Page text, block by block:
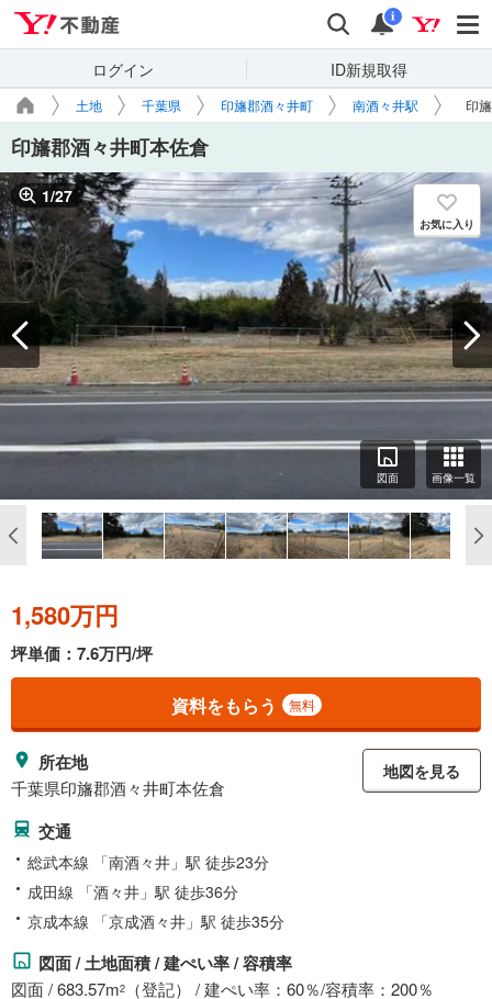
検索 通知
i
ログイン ID新規取得
土地 千葉県 印旛郡酒々井町 南酒々井駅 印
印旛郡酒々井町本佐倉
1/27
お気に入り
図面 画像一覧
1,580万円
坪単価：7.6万円/坪
資料をもらう 無料
所在地
千葉県印旛郡酒々井町本佐倉
地図を見る
交通
総武本線 「南酒々井」駅 徒歩23分
成田線 「酒々井」駅 徒歩36分
京成本線 「京成酒々井」駅 徒歩35分
図面 / 土地面積 / 建ぺい率 / 容積率
図面 / 683.57m2 （登記） / 建ぺい率：60％/容積率：200％